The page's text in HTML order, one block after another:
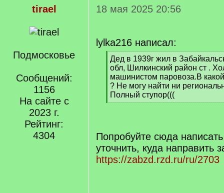
tirael
Подмосковье
Сообщений:
1156
На сайте с
2023 г.
Рейтинг:
4304
18 мая 2025 20:56
lylka216 написал:
[
q
]
Дед в 1939г жил в
обл, Шилкинский район ст .
машинистом паровоза.В
? Не могу найти ни
Полный ступор(((
[
Попробуйте сюда
уточнить, куда направить
https://zabzd.rzd.ru/ru/2703